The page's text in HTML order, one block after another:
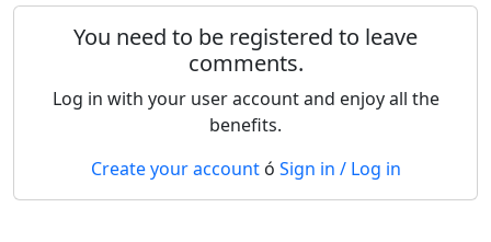
You need to be registered to leave
comments.
Log in with your user account and enjoy all the
benefits.
Create your account ó Sign in / Log in